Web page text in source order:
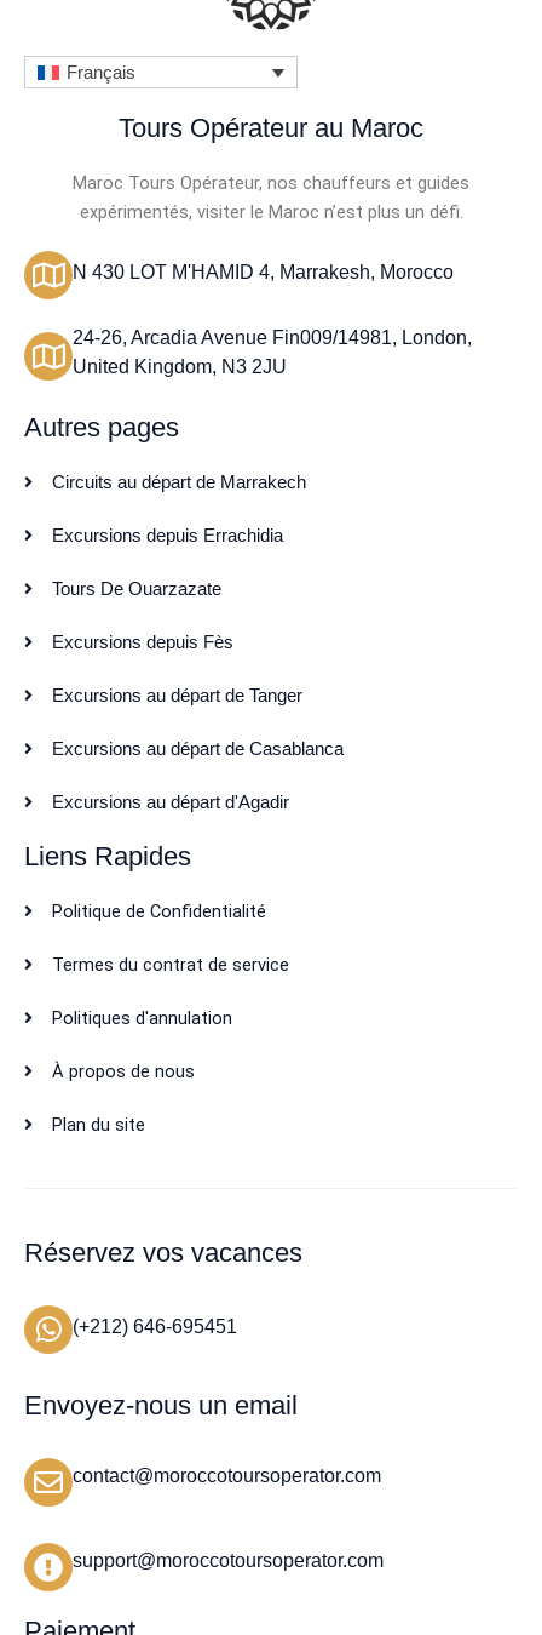
Français
Tours Opérateur au Maroc
Maroc Tours Opérateur, nos chauffeurs et guides
expérimentés, visiter le Maroc n’est plus un défi.
N 430 LOT M'HAMID 4, Marrakesh, Morocco
24-26, Arcadia Avenue Fin009/14981, London,
United Kingdom, N3 2JU
Autres pages
Circuits au départ de Marrakech
Excursions depuis Errachidia
Tours De Ouarzazate
Excursions depuis Fès
Excursions au départ de Tanger
Excursions au départ de Casablanca
Excursions au départ d'Agadir
Liens Rapides
Politique de Confidentialité
Termes du contrat de service
Politiques d'annulation
À propos de nous
Plan du site
Réservez vos vacances
(+212) 646-695451
Envoyez-nous un email
contact@moroccotoursoperator.com
support@moroccotoursoperator.com